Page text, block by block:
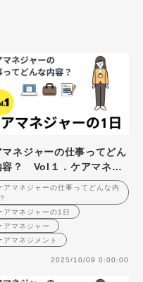
マネジャーの仕事ってどん
容？ Vol１．ケアマネジ
の1日
アマネジャーの仕事ってどんな内
アマネジャーの1日
アマネジャー
アマネジメント
2025/10/09 0:00:00